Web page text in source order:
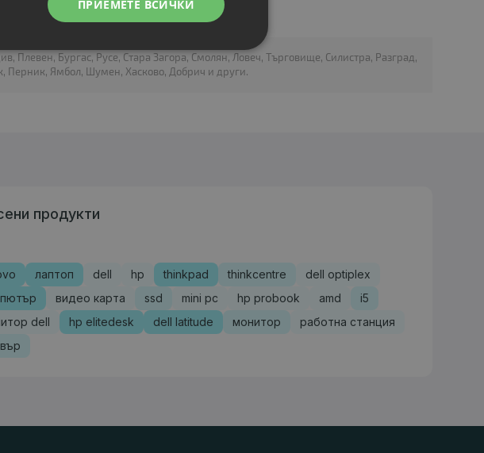
Плевен, Бургас, Русе, Стара Загора, Смолян, Ловеч, Търговище, Силистра, Разград,
Перник, Ямбол, Шумен, Хасково, Добрич и други.
продукти
лаптоп dell hp thinkpad thinkcentre
dell optiplex
видео карта ssd mini pc hp probook amd
i5
dell
hp elitedesk dell latitude монитор
работна станция
ПРИЕМЕТЕ ВСИЧКИ